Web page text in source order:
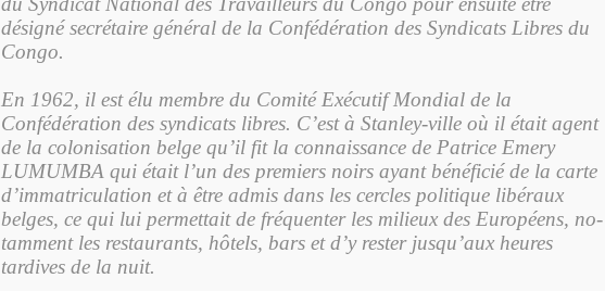
désigné secrétaire général de la Confédération des Syndi­cats Libres du
Congo.
En 1962, il est élu membre du Comité Exécutif Mondial de la
Confédération des syndicats libres. C’est à Stanley-ville où il était agent
de la colonisation belge qu’il fit la connaissance de Patrice Emery
LUMUMBA qui était l’un des premiers noirs ayant bénéficié de la carte
d’immatriculation et à être admis dans les cercles politique libéraux
belges, ce qui lui permet­tait de fréquenter les mi­lieux des Européens, no­
tamment les restaurants, hôtels, bars et d’y rester jusqu’aux heures
tardives de la nuit.